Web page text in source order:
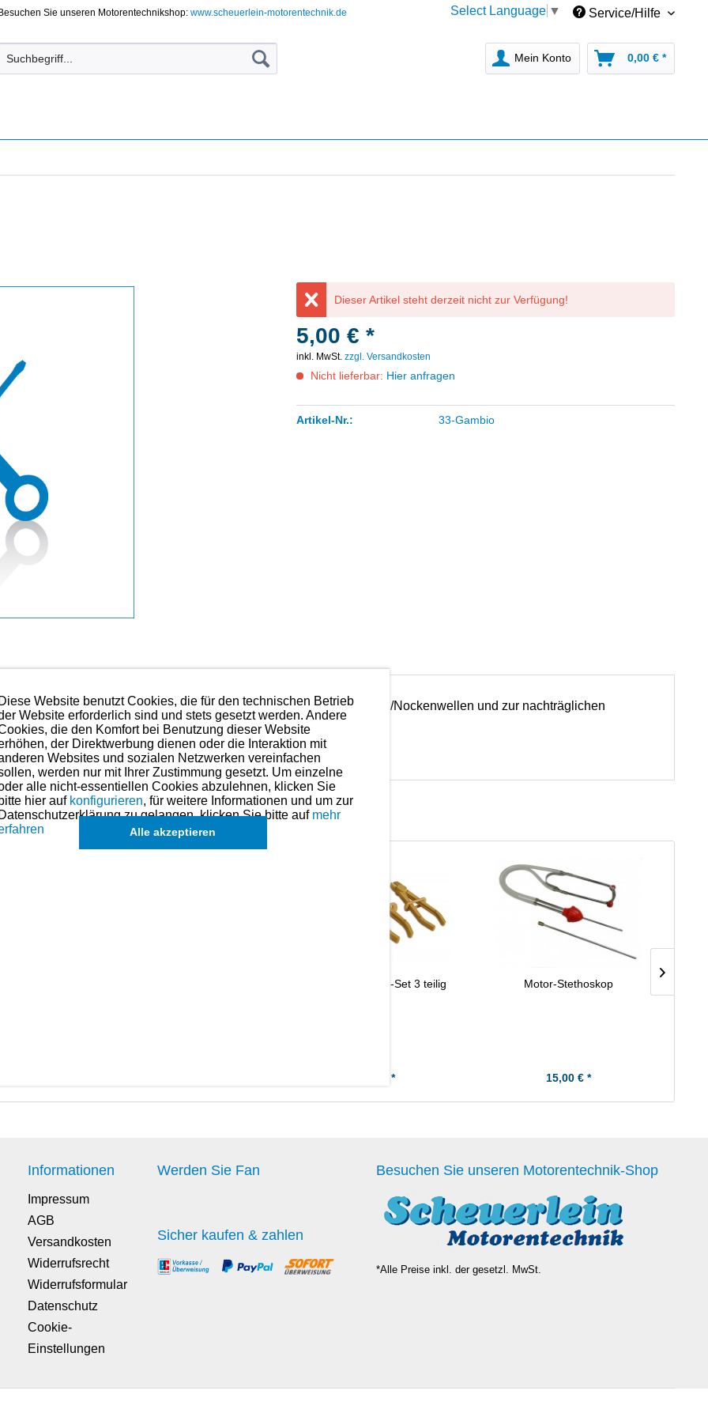
Besuchen Sie unseren Motorentechnikshop:www.scheuerlein-motorentechnik.de Select Language ▼ Service/Hilfe
Mein Konto 0,00 € *
Dieser Artikel steht derzeit nicht zur Verfügung!
5,00 € *
inkl. MwSt.zzgl. Versandkosten
Nicht lieferbar: Hier anfragen
Artikel-Nr.: 33-Gambio
von Zündung, Einstellung und Kontrolle von Steuerzeiten/Nockenwellen und zur nachträglichen
per Schwungscheiben.
Schlauchklemmen-Set 3 teilig
15,00 € *
Motor-Stethoskop
15,00 € *
Informationen
Impressum
AGB
Versandkosten
Widerrufsrecht
Widerrufsformular
Datenschutz
Cookie-
Einstellungen
Werden Sie Fan
Sicher kaufen & zahlen
Besuchen Sie unseren Motorentechnik-Shop
*Alle Preise inkl. der gesetzl. MwSt.
Diese Website benutzt Cookies, die für den technischen Betrieb
Website erforderlich sind und stets gesetzt werden. Andere
die den Komfort bei Benutzung dieser Website
der Direktwerbung dienen oder die Interaktion mit
Websites und sozialen Netzwerken vereinfachen
werden nur mit Ihrer Zustimmung gesetzt. Um einzelne
alle nicht-essentiellen Cookies abzulehnen, klicken Sie
bitte hier auf konfigurieren, für weitere Informationen und um zur
Datenschutzerklärung zu gelangen, klicken Sie bitte auf mehr
Alle akzeptieren